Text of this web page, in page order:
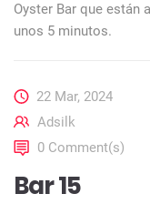
Oyster Bar que están
unos 5 minutos.
22 Mar, 2024
Adsilk
0 Comment(s)
Bar 15